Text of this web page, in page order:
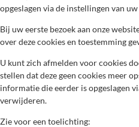
opgeslagen via de instellingen van
Bij uw eerste bezoek aan onze
over deze cookies en toestemming
U kunt zich afmelden voor cookies
stellen dat deze geen cookies meer
informatie die eerder is opgeslagen
verwijderen.
Zie voor een toelichting: